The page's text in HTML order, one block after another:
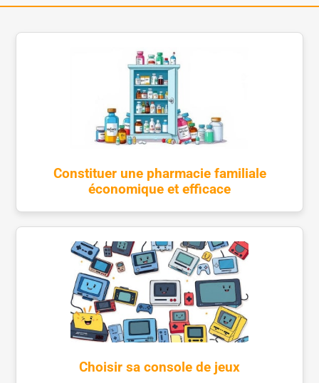
Constituer une pharmacie familiale
économique et efficace
Choisir sa console de jeux